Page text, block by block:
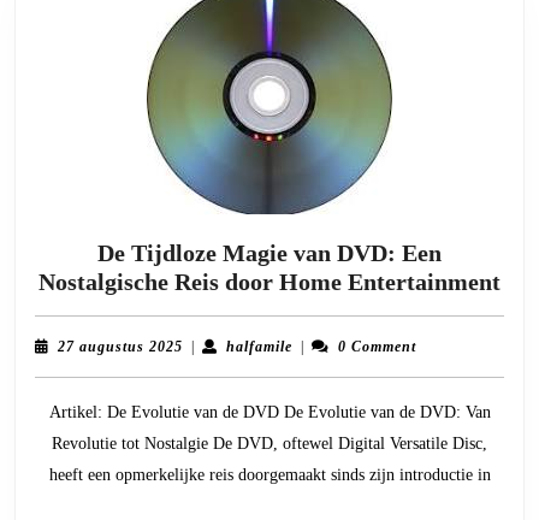
De Tijdloze Magie van DVD: Een
Nostalgische Reis door Home EntertainmentDe
27 augustus 2025 27| halfamilehalfamile
| 0 Comment
Artikel: De Evolutie van de DVD De Evolutie van de DVD: Van
Revolutie tot Nostalgie De DVD, oftewel Digital Versatile Disc,
heeft een opmerkelijke reis doorgemaakt sinds zijn introductie in